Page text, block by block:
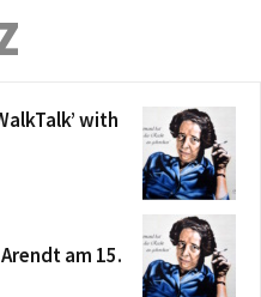
with
am 15.